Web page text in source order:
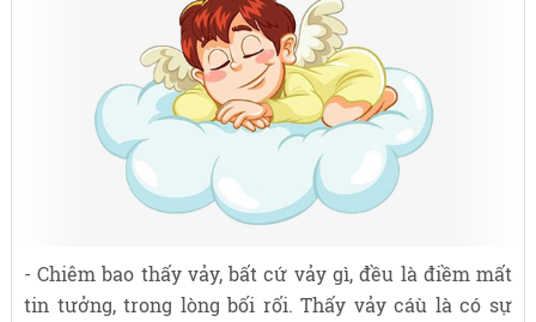
- Chiêm bao thấy vảy, bất cứ vảy gì, đều là điềm mất
tin tưởng, trong lòng bối rối. Thấy vảy cáù là có sự